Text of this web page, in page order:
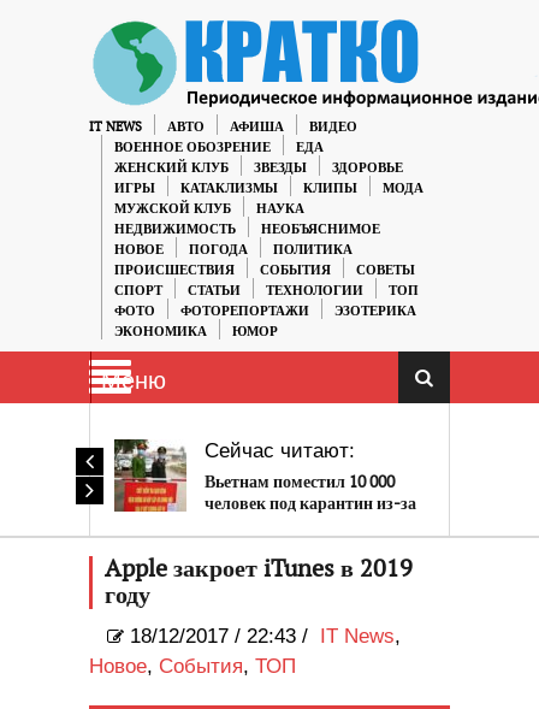
IT NEWS АВТО АФИША
ВИДЕО
ВОЕННОЕ ОБОЗРЕНИЕ
ЕДА
ЖЕНСКИЙ КЛУБ
ЗВЕЗДЫ
ЗДОРОВЬЕ
ИГРЫ
КАТАКЛИЗМЫ КЛИПЫ
МОДА
МУЖСКОЙ КЛУБ
НАУКА
НЕДВИЖИМОСТЬ
НЕОБЪЯСНИМОЕ
НОВОЕ
ПОГОДА
ПОЛИТИКА
ПРОИСШЕСТВИЯ
СОБЫТИЯ
СОВЕТЫ
СПОРТ
СТАТЬИ ТЕХНОЛОГИИ
ТОП
ФОТО
ФОТОРЕПОРТАЖИ
ЭЗОТЕРИКА
ЭКОНОМИКА
ЮМОР
Меню
Сейчас читают:
Вьетнам поместил 10 000
человек под карантин из-за
Apple закроет iTunes в 2019
году
18/12/2017 / 22:43 / IT News,
Новое, События, ТОП